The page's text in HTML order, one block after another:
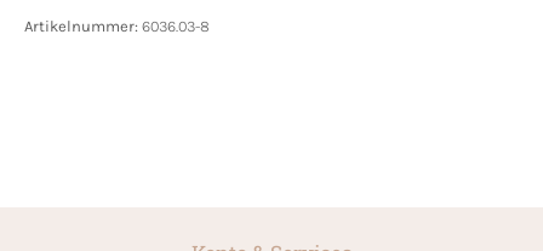
Artikelnummer: 6036.03-8